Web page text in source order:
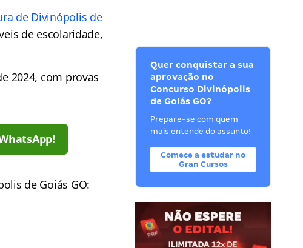
de Divinópolis de
de escolaridade,
2024, com provas
de Goiás GO:
Quer conquistar a sua
aprovação no
Concurso Divinópolis
de Goiás GO?
Prepare-se com quem
mais entende do assunto!
Comece a estudar no
Gran Cursos